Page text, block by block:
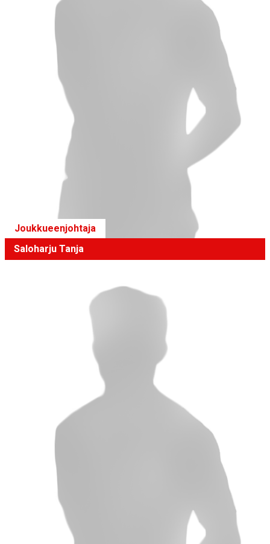
Joukkueenjohtaja
Saloharju Tanja